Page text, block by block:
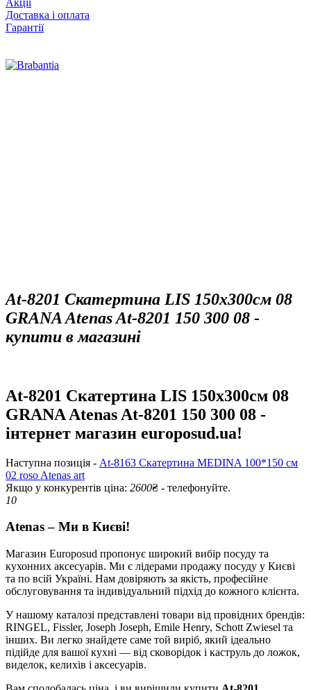
Акції
Доставка і оплата
Гарантії
At-8201 Скатертина LIS 150х300см 08
GRANA Atenas At-8201 150 300 08 -
купити в магазині
At-8201 Скатертина LIS 150х300см 08
GRANA Atenas At-8201 150 300 08 -
інтернет магазин europosud.ua!
Наступна позиція - At-8163 Скатертина MEDINA 100*150 см
02 roso Atenas art
Якщо у конкурентів ціна: 2600₴ - телефонуйте.
10
Atenas – Ми в Києві!
Магазин Europosud пропонує широкий вибір посуду та
кухонних аксесуарів. Ми є лідерами продажу посуду у Києві
та по всій Україні. Нам довіряють за якість, професійне
обслуговування та індивідуальний підхід до кожного клієнта.
У нашому каталозі представлені товари від провідних брендів:
RINGEL, Fissler, Joseph Joseph, Emile Henry, Schott Zwiesel та
інших. Ви легко знайдете саме той виріб, який ідеально
підійде для вашої кухні — від сковорідок і каструль до ложок,
виделок, келихів і аксесуарів.